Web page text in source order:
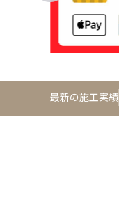
最新の施工実績